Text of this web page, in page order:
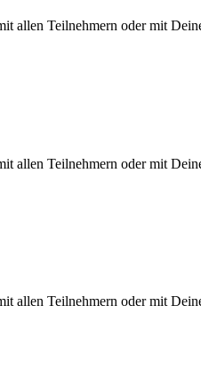
allen Teilnehmern oder mit
allen Teilnehmern oder mit
allen Teilnehmern oder mit